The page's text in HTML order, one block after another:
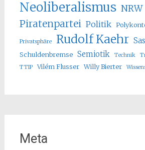
Neoliberalismus NRW
Piratenpartei Politik
Privatsphäre Rudolf Kaehr
Schuldenbremse Semiotik Technik
TTIP
Vilém Flusser Willy Bierter
Meta